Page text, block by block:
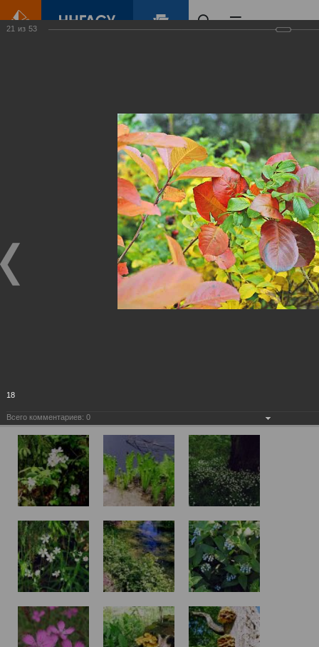
Виртуальные
выставки
(фотоальбомы)
21 из 53
18
Всего комментариев: 0